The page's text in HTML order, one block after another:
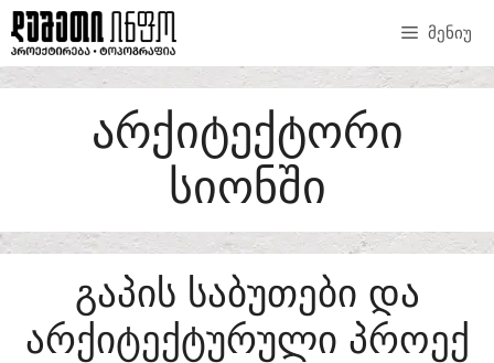
SKIP
TO
CONTENT
ᲛᲔᲜᲘᲣ
ᲐᲠᲥᲘᲢᲔᲥᲢᲝᲠᲘ
ᲡᲘᲝᲜᲨᲘ
ᲒᲐᲞᲘᲡ ᲡᲐᲑᲣᲗᲔᲑᲘ ᲓᲐ
ᲐᲠᲥᲘᲢᲔᲥᲢᲣᲠᲣᲚᲘ ᲞᲠᲝᲔᲥ